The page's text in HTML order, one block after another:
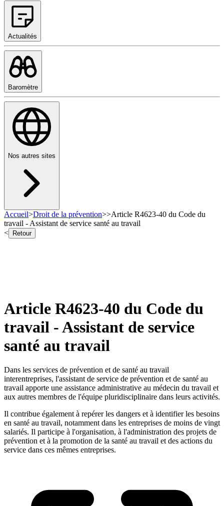
Actualités
Baromètre
Nos autres sites
Accueil>Droit de la prévention>>Article R4623-40 du Code du
travail - Assistant de service santé au travail
<
Retour
Article R4623-40 du Code du
travail - Assistant de service
santé au travail
Dans les services de prévention et de santé au travail
interentreprises, l'assistant de service de prévention et de santé au
travail apporte une assistance administrative au médecin du travail et
aux autres membres de l'équipe pluridisciplinaire dans leurs activités.
Il contribue également à repérer les dangers et à identifier les besoins
en santé au travail, notamment dans les entreprises de moins de vingt
salariés. Il participe à l'organisation, à l'administration des projets de
prévention et à la promotion de la santé au travail et des actions du
service dans ces mêmes entreprises.